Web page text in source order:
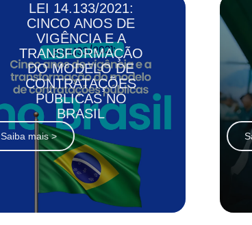
LEI 14.133/2021:
CINCO ANOS DE
VIGÊNCIA E A
TRANSFORMAÇÃO
DO MODELO DE
CONTRATAÇÕES
PÚBLICAS NO
BRASIL
Saiba mais >